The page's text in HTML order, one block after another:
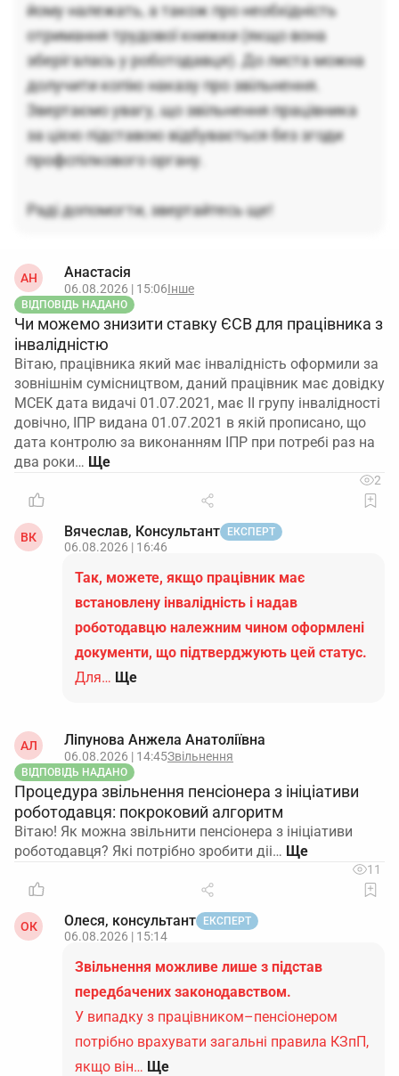
йому належать, а також про необхідність
отримання трудової книжки (якщо вона
зберігалась у роботодавця). До листа можна
долучити копію наказу про звільнення.
Звертаємо увагу, що звільнення працівника
за цією підставою відбувається без згоди
профспілкового органу.
Раді допомогти, звертайтесь ще!
АН Анастасія
06.08.2026 | 15:06Інше
ВІДПОВІДЬ НАДАНО
Чи можемо знизити ставку ЄСВ для працівника з
інвалідністю
Вітаю, працівника який має інвалідність оформили за
зовнішнім сумісництвом, даний працівник має довідку
МСЕК дата видачі 01.07.2021, має ІІ групу інвалідності
довічно, ІПР видана 01.07.2021 в якій прописано, що
дата контролю за виконанням ІПР при потребі раз на
два роки…
2
ВК Вячеслав, Консультант ЕКСПЕРТ
06.08.2026 | 16:46
Так, можете, якщо працівник має
встановлену інвалідність і надав
роботодавцю належним чином оформлені
документи, що підтверджують цей статус.
Для… Ще
АЛ Ліпунова Анжела Анатоліївна
06.08.2026 | 14:45Звільнення
ВІДПОВІДЬ НАДАНО
Процедура звільнення пенсіонера з ініціативи
роботодавця: покроковий алгоритм
Вітаю! Як можна звільнити пенсіонера з ініціативи
роботодавця? Які потрібно зробити діі…
11
ОК Олеся, консультант ЕКСПЕРТ
06.08.2026 | 15:14
Звільнення можливе лише з підстав
передбачених законодавством.
У випадку з працівником–пенсіонером
потрібно врахувати загальні правила КЗпП,
якщо він… Ще